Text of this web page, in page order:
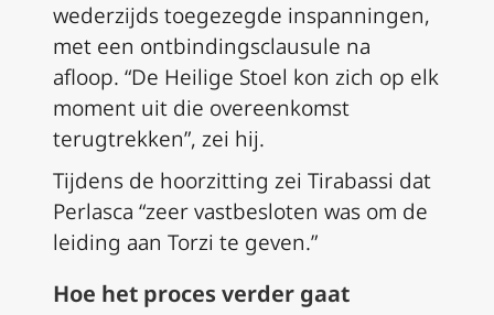
wederzijds toegezegde inspanningen,
met een ontbindingsclausule na
afloop. “De Heilige Stoel kon zich op elk
moment uit die overeenkomst
terugtrekken”, zei hij.
Tijdens de hoorzitting zei Tirabassi dat
Perlasca “zeer vastbesloten was om de
leiding aan Torzi te geven.”
Hoe het proces verder gaat